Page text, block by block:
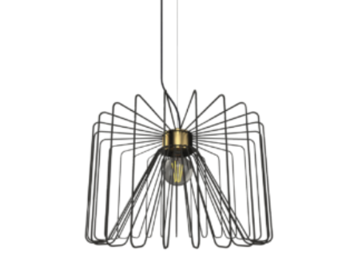
product
page